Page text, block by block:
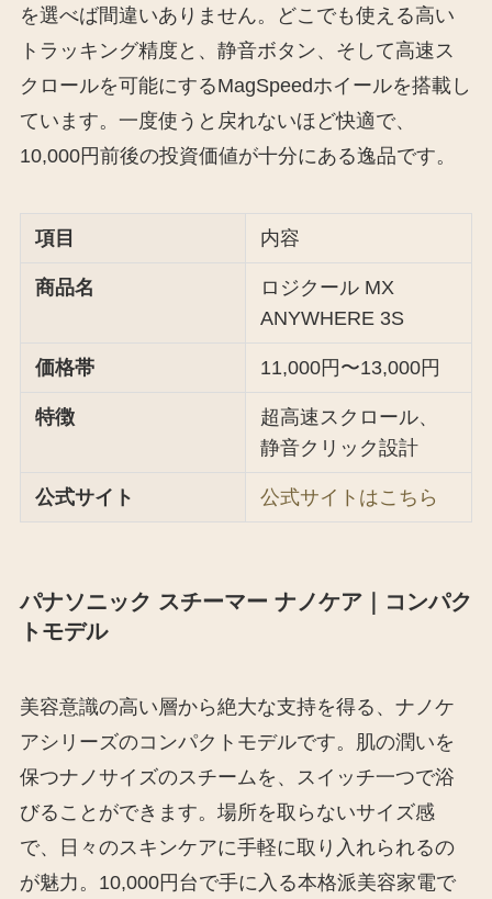
を選べば間違いありません。どこでも使える高い
トラッキング精度と、静音ボタン、そして高速ス
クロールを可能にするMagSpeedホイールを搭載し
ています。一度使うと戻れないほど快適で、
10,000円前後の投資価値が十分にある逸品です。
項目 内容
商品名
ロジクール MX
ANYWHERE 3S
価格帯 11,000円〜13,000円
特徴
超高速スクロール、
静音クリック設計
公式サイト 公式サイトはこちら
パナソニック スチーマー ナノケア｜コンパク
トモデル
美容意識の高い層から絶大な支持を得る、ナノケ
アシリーズのコンパクトモデルです。肌の潤いを
保つナノサイズのスチームを、スイッチ一つで浴
びることができます。場所を取らないサイズ感
で、日々のスキンケアに手軽に取り入れられるの
が魅力。10,000円台で手に入る本格派美容家電で